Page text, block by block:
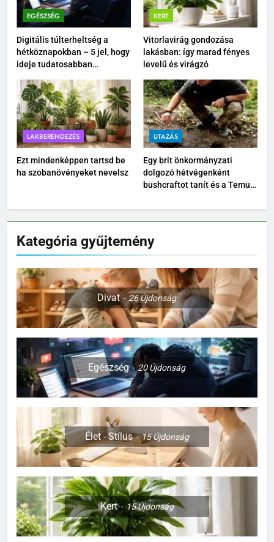
EGÉSZSÉG
Digitális túlterheltség a
hétköznapokban – 5 jel, hogy
ideje tudatosabban
KERT
Vitorlavirág gondozása
lakásban: így marad fényes
levelű és virágzó
LAKBERENDEZÉS
Ezt mindenképpen tartsd be
ha szobanövényeket nevelsz
UTAZÁS
Egy brit önkormányzati
dolgozó hétvégenként
bushcraftot tanít és a Temu
Kategória gyűjtemény
Divat 26Újdonság
Egészség 20Újdonság
Élet - Stílus 15Újdonság
Kert 15Újdonság